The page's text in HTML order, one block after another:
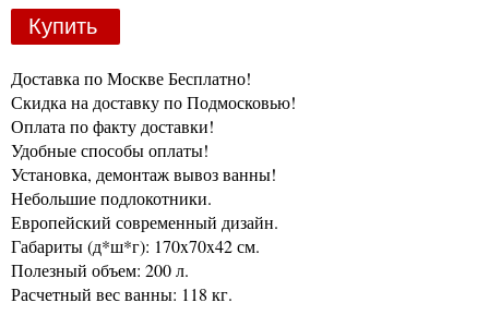
Купить
Доставка по Москве Бесплатно!
Скидка на доставку по Подмосковью!
Оплата по факту доставки!
Удобные способы оплаты!
Установка, демонтаж вывоз ванны!
Небольшие подлокотники.
Европейский современный дизайн.
Габариты (д*ш*г): 170x70x42 см.
Полезный объем: 200 л.
Расчетный вес ванны: 118 кг.